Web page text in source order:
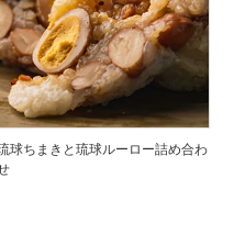
球ちまきと琉球ルーロー詰め合わ